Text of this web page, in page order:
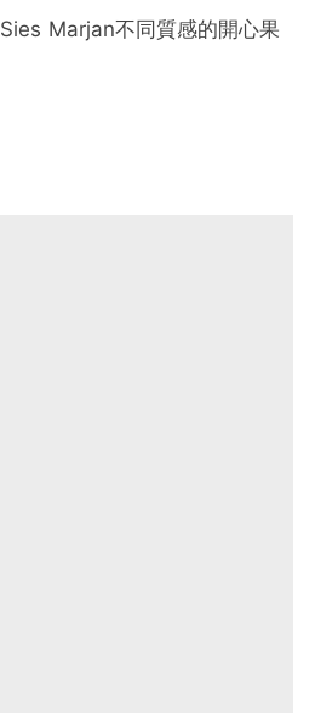
Sies Marjan不同質感的開心果